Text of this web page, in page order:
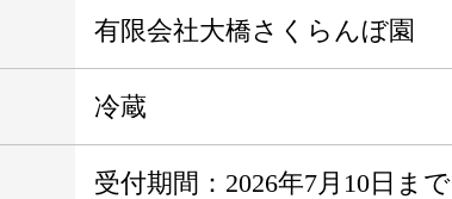
有限会社大橋さくらんぼ園
冷蔵
受付期間：2026年7月10日まで